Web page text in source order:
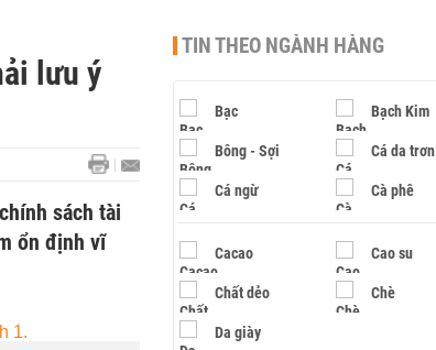
lưu ý
sách tài
ổn định vĩ
TIN THEO NGÀNH HÀNG
Bạc Bạch Kim
Bông - Sợi Cá da trơn
Cá ngừ Cà phê
Cacao Cao su
Chất dẻo Chè
Da giày